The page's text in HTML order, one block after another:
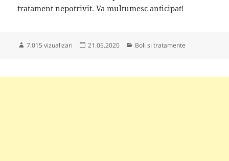
tratament nepotrivit. Va multumesc anticipat!
7.015 vizualizari
Publicat
21.05.2020 Categorii
Boli si tratamente